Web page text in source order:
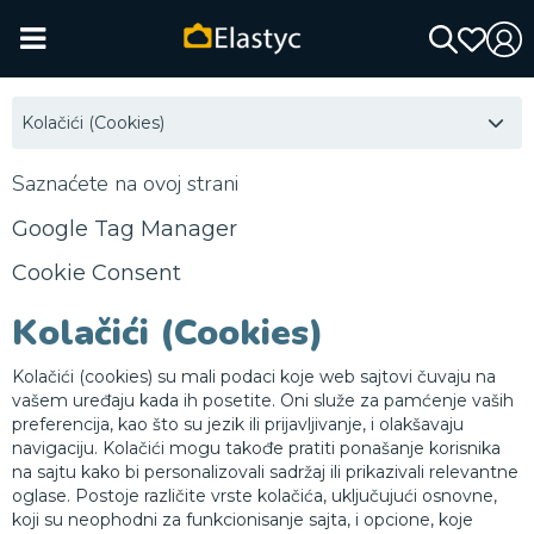
Kolačići (Cookies)
Saznaćete na ovoj strani
Google Tag Manager
Cookie Consent
Kolačići (Cookies)
Kolačići (cookies) su mali podaci koje web sajtovi čuvaju na
vašem uređaju kada ih posetite. Oni služe za pamćenje vaših
preferencija, kao što su jezik ili prijavljivanje, i olakšavaju
navigaciju. Kolačići mogu takođe pratiti ponašanje korisnika
na sajtu kako bi personalizovali sadržaj ili prikazivali relevantne
oglase. Postoje različite vrste kolačića, uključujući osnovne,
koji su neophodni za funkcionisanje sajta, i opcione, koje